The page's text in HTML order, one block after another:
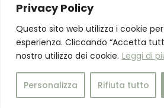
Privacy Policy
Questo sito web utilizza i cookie
esperienza. Cliccando “Accetta
nostro utilizzo dei cookie. Leggi di
Personalizza Rifiuta tutto
Copyright © 2024 Don Filippo, All